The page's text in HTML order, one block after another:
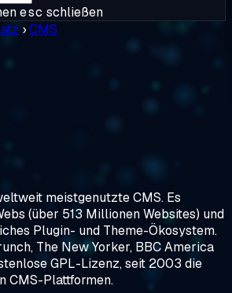
esc schließen
›CMS
meistgenutzte CMS. Es
(über 513 Millionen Websites) und
Plugin- und Theme-Ökosystem.
The New Yorker, BBC America
GPL-Lizenz, seit 2003 die
CMS-Plattformen.